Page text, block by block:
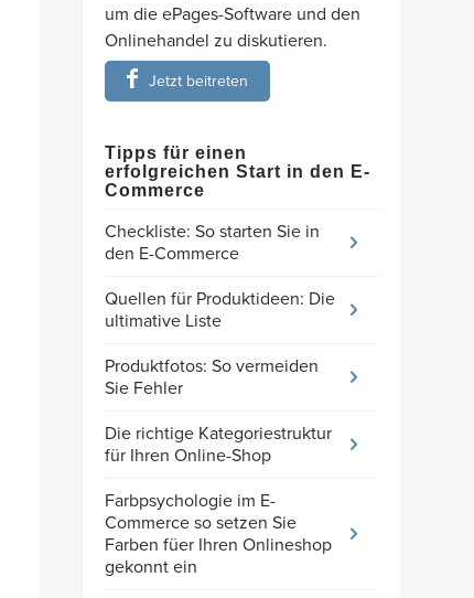
um die ePages-Software und den
Onlinehandel zu diskutieren.
Jetzt beitreten
Tipps für einen
erfolgreichen Start in den E-
Commerce
Checkliste: So starten Sie in
den E-Commerce
Quellen für Produktideen: Die
ultimative Liste
Produktfotos: So vermeiden
Sie Fehler
Die richtige Kategoriestruktur
für Ihren Online-Shop
Farbpsychologie im E-
Commerce so setzen Sie
Farben füer Ihren Onlineshop
gekonnt ein